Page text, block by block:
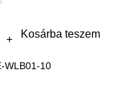
Kosárba teszem
WLB01-10